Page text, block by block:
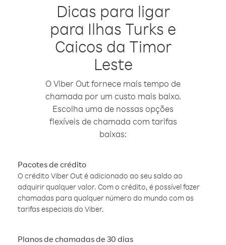
Dicas para ligar
para Ilhas Turks e
Caicos da Timor
Leste
O Viber Out fornece mais tempo de
chamada por um custo mais baixo.
Escolha uma de nossas opções
flexíveis de chamada com tarifas
baixas:
Pacotes de crédito
O crédito Viber Out é adicionado ao seu saldo ao
adquirir qualquer valor. Com o crédito, é possível fazer
chamadas para qualquer número do mundo com as
tarifas especiais do Viber.
Planos de chamadas de 30 dias